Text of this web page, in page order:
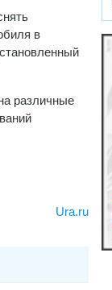
в
различные
Ura.ru